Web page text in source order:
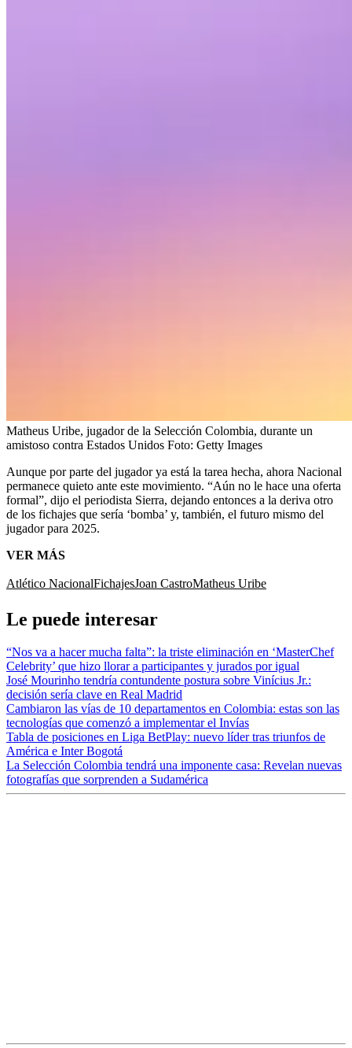
Matheus Uribe, jugador de la Selección Colombia, durante un
amistoso contra Estados Unidos Foto: Getty Images
Aunque por parte del jugador ya está la tarea hecha, ahora Nacional
permanece quieto ante este movimiento. “Aún no le hace una oferta
formal”, dijo el periodista Sierra, dejando entonces a la deriva otro
de los fichajes que sería ‘bomba’ y, también, el futuro mismo del
jugador para 2025.
VER MÁS
Atlético NacionalFichajesJoan CastroMatheus Uribe
Le puede interesar
“Nos va a hacer mucha falta”: la triste eliminación en ‘MasterChef
Celebrity’ que hizo llorar a participantes y jurados por igual
José Mourinho tendría contundente postura sobre Vinícius Jr.:
decisión sería clave en Real Madrid
Cambiaron las vías de 10 departamentos en Colombia: estas son las
tecnologías que comenzó a implementar el Invías
Tabla de posiciones en Liga BetPlay: nuevo líder tras triunfos de
América e Inter Bogotá
La Selección Colombia tendrá una imponente casa: Revelan nuevas
fotografías que sorprenden a Sudamérica